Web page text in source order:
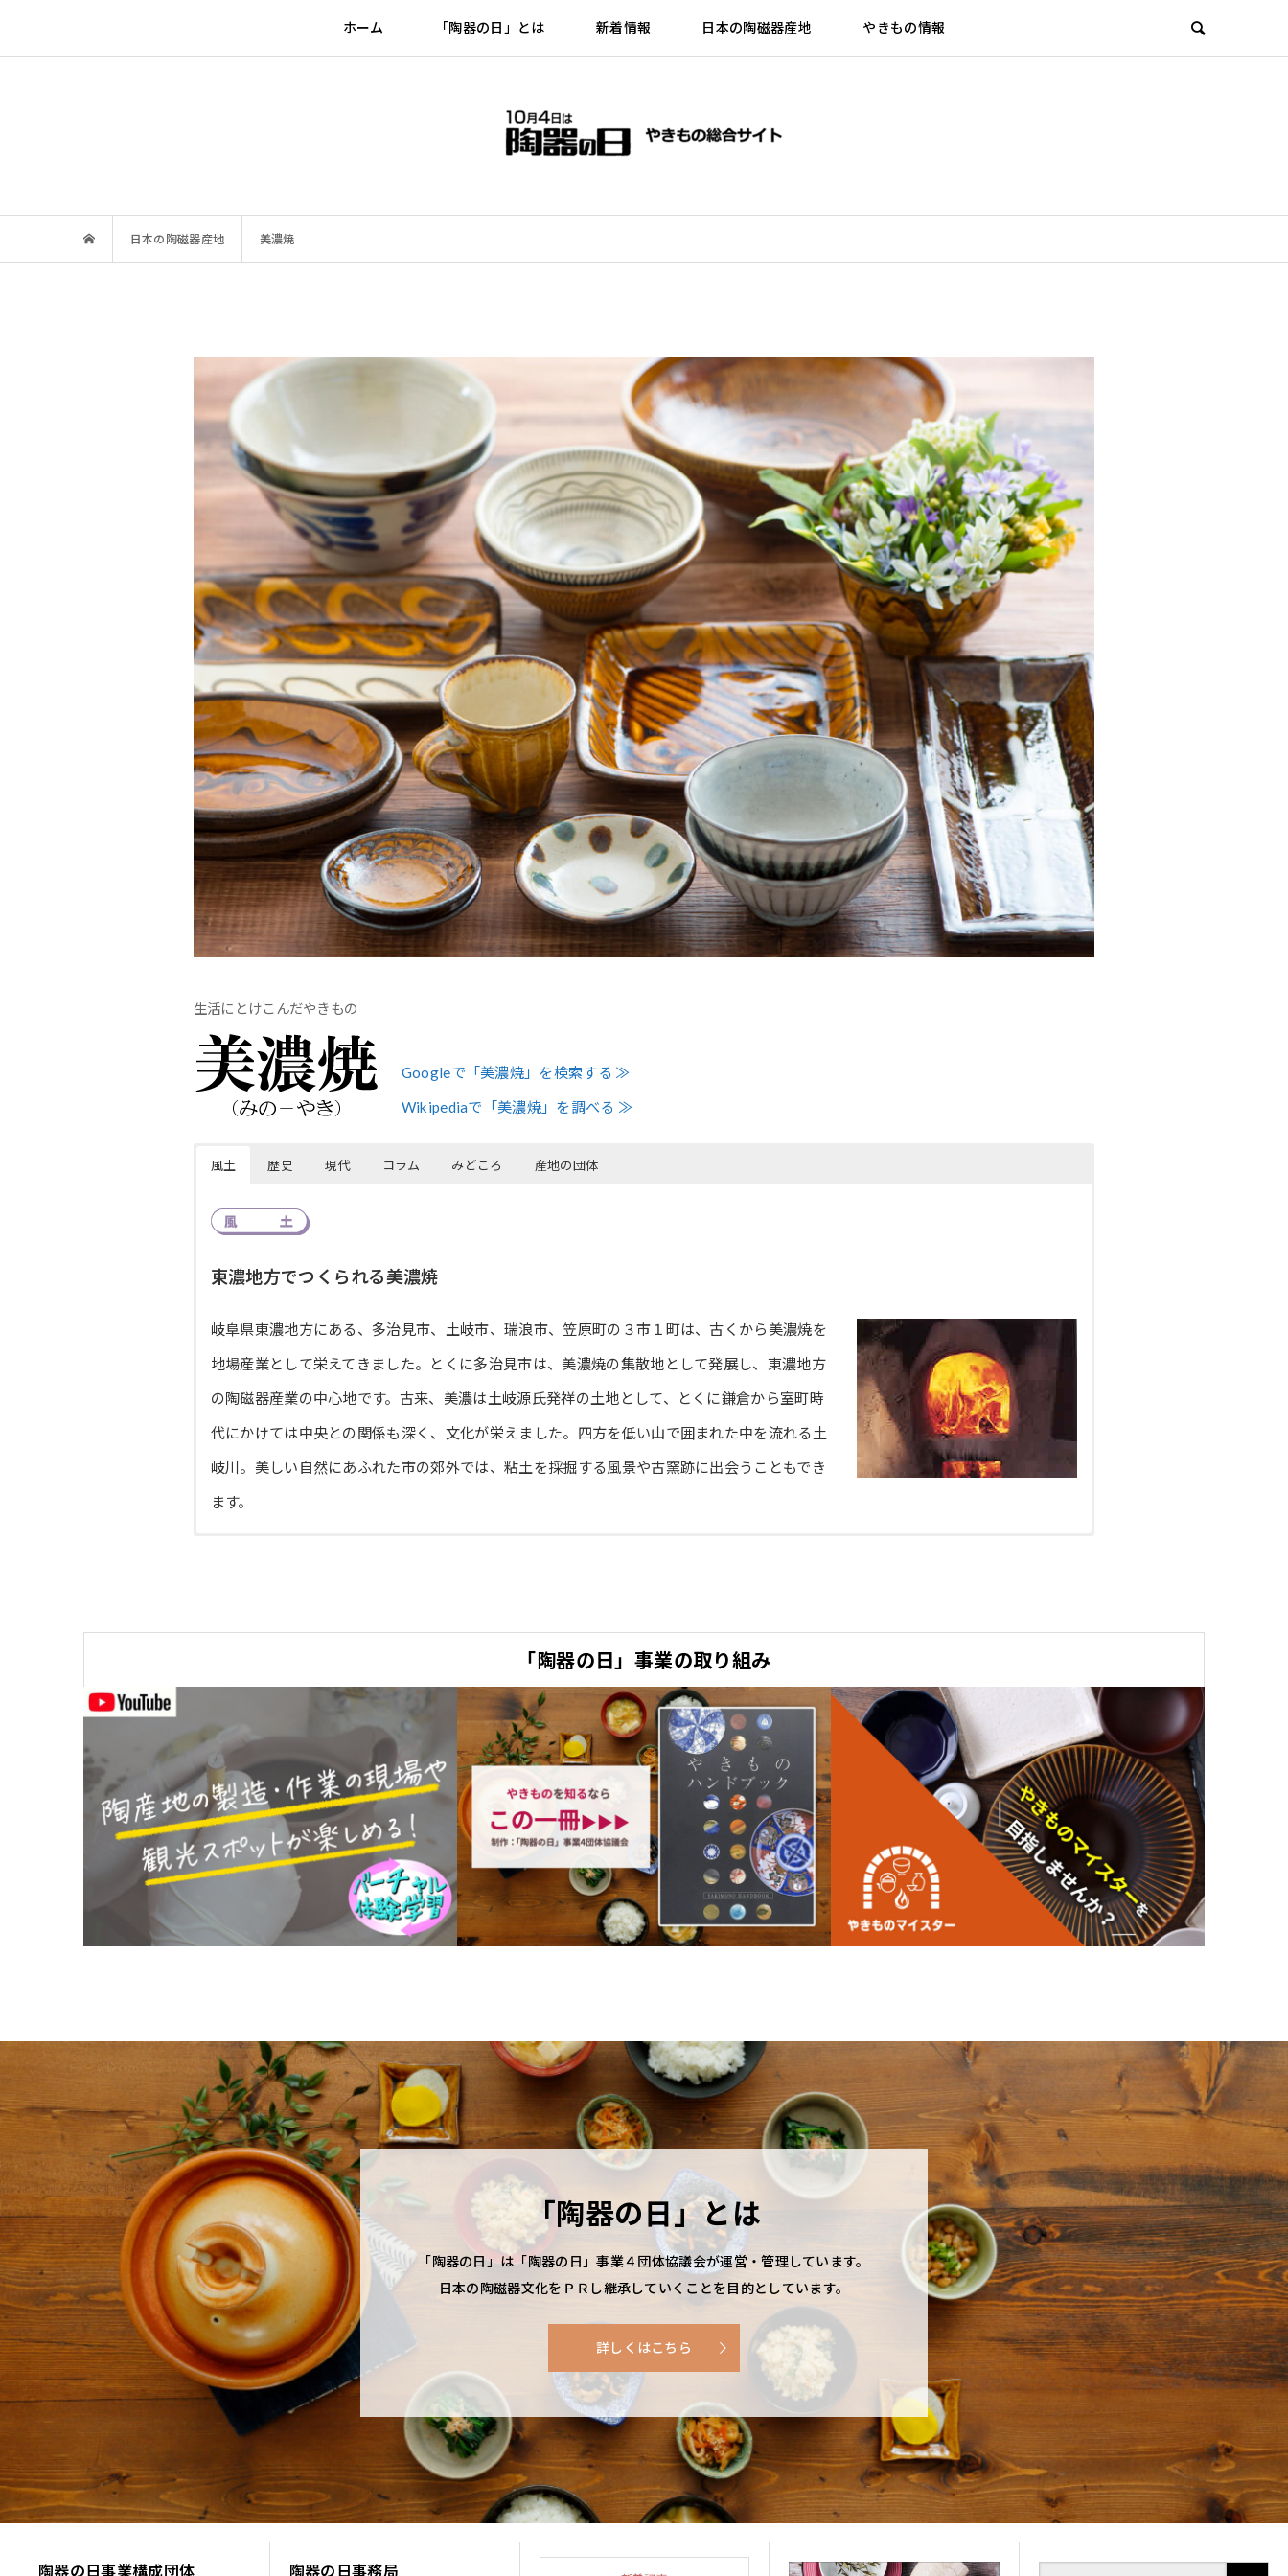
ホーム 「陶器の日」とは 新着情報 日本の陶磁器産地 やきもの情報
日本の陶磁器産地 美濃焼
生活にとけこんだやきもの
Googleで「美濃焼」を検索する ≫
Wikipediaで「美濃焼」を調べる ≫
風土 歴史 現代 コラム みどころ 産地の団体
東濃地方でつくられる美濃焼
岐阜県東濃地方にある、多治見市、土岐市、瑞浪市、笠原町の３市１町は、古くから美濃焼を
地場産業として栄えてきました。とくに多治見市は、美濃焼の集散地として発展し、東濃地方
の陶磁器産業の中心地です。古来、美濃は土岐源氏発祥の土地として、とくに鎌倉から室町時
代にかけては中央との関係も深く、文化が栄えました。四方を低い山で囲まれた中を流れる土
岐川。美しい自然にあふれた市の郊外では、粘土を採掘する風景や古窯跡に出会うこともでき
ます。
美濃には良質の粘土が多く、平安時代よりやきものが盛んでした。醍醐天皇の「延喜式」にも陶器調貢の
国と定められ、陶器を納めていたことが記されています。その後も桃山時代の陶工集団、京から来た陶工
や茶匠などとの交流が美濃焼を発展させました、やがて、志野、織部などに代表される美濃焼は、利休
（1591没）と茶の湯の完成によって絢爛たる時代を迎えたのです。時代は移り、江戸期になると以前のよ
うな剛健の気風は弱まり、民衆用の雑器をつくるようになりました。しかし、幕末ごろに陶器の製法が九
州有田より伝えられるや、その磁器原料に恵まれた風土を生かし、今までの陶器より磁器の生産に移り変
わります。明治時代に入って、国内需要の増大と輸出貿易によって美濃陶磁器は生産を拡大し、陶磁器産業の近代化とともに飛躍発
現在、美濃焼という名で生産されているやきものは、極めてバラエティに富んでいます。中で
も磁器製品である和・洋食器が生産の大きなウエイトを占めています。洋食器は全国総生産の
約５０％、和食器は約５８％、タイルは約４１％と、美濃焼は暮らしの中に馴染んだやきもの
といえるでしょう。
志野(しの)柔らかな白い肌に浮き出る火色が特徴の志野は、美濃桃山陶の華とうたわれ、
現在も多くの作家がこの器に挑戦しています。
黄瀬戸(きぜと)桃山時代に茶人に好んで使われたという黄瀬戸は、淡い黄褐色を帯びた淡
雅な趣のある器で、形・文様に独特の優しさがあります。
瀬戸黒(せとぐろ)茶人、千利休が好んだと言われる瀬戸黒は、素朴ながらも気品にみちた
器で、その漆黒の肌に大きな特徴を見せています。
瀬戸の猿投山麓に発祥した陶業は、一説によれば、長男だけその窯を継いで、次男以下は他の土地へ移る
おきてがあったといいます。美陶への野心に燃える陶工たちが陶土を求めて美濃方面に移動し、東濃の豪
商土岐氏の手厚い保護に支えられ、桃山時代の末、文禄、慶長のころ、志野、織部、黄瀬戸、瀬戸黒な
ど桃山時代独特のやきものが美濃に開花しました。このように古来より瀬戸と美濃の関係は深く現在で
も密接です。
古田織部と織部焼
織部は志野とともに桃山時代を代表するやきものです。千利休の高弟であり、桃山の武将としても知ら
れた熱田神宮宮司古田織部の好みでつくられたので、この名が起こったといわれます。利休が詫びに徹
美濃焼は、いくつもの地域で作られているので、観光のポイントをしぼるのもむずかしい。そんな広いやきものの里の中で、最も観
光客向けの施設が充実しているのが土岐市と多治見市です。
土岐市は、豊かな自然に恵まれた南北に広がる町。自然の中をのんびりやきもの巡りを楽しみたいところです。また、駅周辺にはき
ちんと整備された美濃焼の施設が充実しているので、初めての人でも安心。とくに見逃せないのが、美濃焼の古陶を展示した土岐市
美濃陶磁歴史館と市内の主要古窯から出土した陶片を展示している陶磁歴史館。どちらも美濃焼のすべてがわかる充実の施設です。
そして、美濃焼の中心地・多治見。市内には窯元が軒を並べる市之倉地区をはじめ、美濃焼の流れがわかる岐阜県陶磁資料館や安土
桃山陶磁の里、多治見美濃焼卸センターなど、やきものファン必見の見どころがたくさんあります。とくに、美濃地方一の窯元数を
誇る市之倉地区はおすすめ。室町時代からの伝統をもつこの地域には、今もたくさんの作家だちが創作に励んでいます。
その他、美濃焼の産地には、たくさんのやきものの美術館、資料館、歴史館が点在し、そのほとんどが有名作品の展示はもちろん、
虎渓山永保寺 神言会多治見修道院
● 多治見陶器まつり・美濃陶祖祭：4月第2土・日曜
● 土岐美濃焼まつり：5月3～5日
● 美濃焼卸団地まつり：9月上旬
すべて美濃焼の廉売市で、市価の3～5割引の値段で売り出されます。
http://www11.ocn.ne.jp/~tatosho/
土岐市陶磁器卸商業協同組合
http://www.chuokai-gifu.or.jp/tosho/
協同組合 土岐美濃焼センター
http://www.oribe-hills.com/
岐阜県陶磁器工業協同組合連合会
http://www.gikoren.or.jp/
「陶器の日」事業の取り組み
「陶器の日」とは
「陶器の日」は「陶器の日」事業４団体協議会が運営・管理しています。
日本の陶磁器文化をＰＲし継承していくことを目的としています。
詳しくはこちら
陶器の日事業構成団体 陶器の日事務局